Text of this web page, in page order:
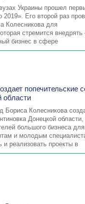
Украины прошел
2019». Его второй раз
Колесникова для
стремится внедрять
бизнес в сфере
попечительские
области
Бориса Колесникова
Донецкой
большого бизнеса для
и молодым
и реализовать проекты в